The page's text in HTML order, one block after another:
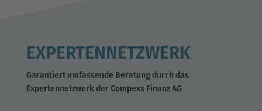
EXPERTENNETZWERK
Garantiert umfassende Beratung durch das
Expertennetzwerk der Compexx Finanz AG